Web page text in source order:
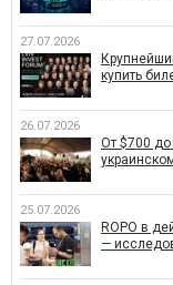
27.07.2026
купить
26.07.2026
От $700 до
25.07.2026
ROPO в
—